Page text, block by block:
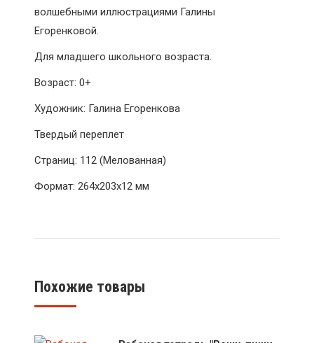
волшебными иллюстрациями Галины
Егоренковой.
Для младшего школьного возраста.
Возраст: 0+
Художник: Галина Егоренкова
Твердый переплет
Страниц: 112 (Мелованная)
Формат: 264x203x12 мм
Похожие товары